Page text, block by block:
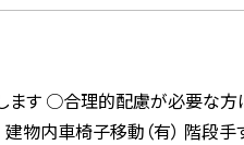
す ○合理的配慮が必要な
車椅子移動（有） 階段手す